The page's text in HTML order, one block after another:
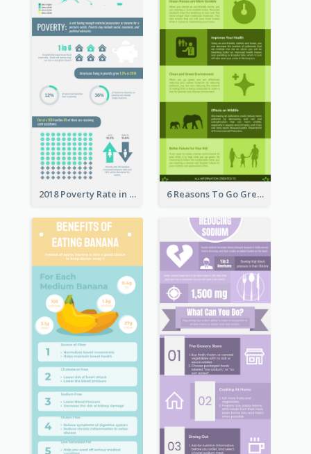
2018 Poverty Rate in the United States Infographic 6 Reasons To Go Green